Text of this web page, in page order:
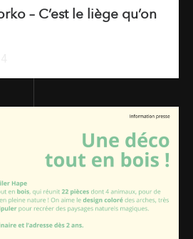
– C’est le liège qu’on